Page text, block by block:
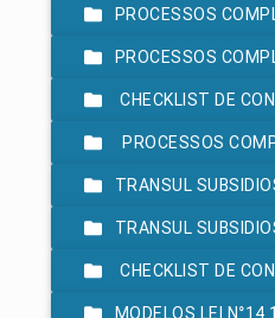
PROCESSOS
PROCESSOS
CHECKLIST DE
- LEI
PROCESSOS
TRANSUL
TRANSUL
CHECKLIST DE
- LEI
MODELOS LEI